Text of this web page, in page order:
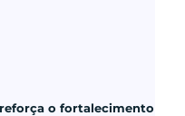
o fortalecimento